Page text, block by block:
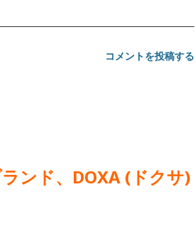
コメントを投稿する
ンド、DOXA (ドクサ)